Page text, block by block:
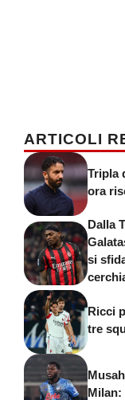
ARTICOLI
Tripla
ora
Dalla
si
Ricci
tre
Milan: